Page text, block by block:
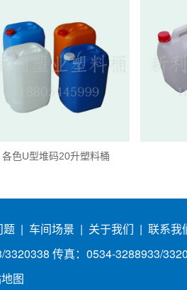
各色U型堆码20升塑料桶
题 | 车间场景 | 关于我们 | 联系我
传真：0534-3288933/
图